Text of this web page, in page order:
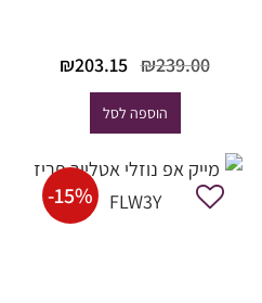
₪239.00
המחיר
היה:
₪239.00.
₪203.15
הוספה לסל
-15%